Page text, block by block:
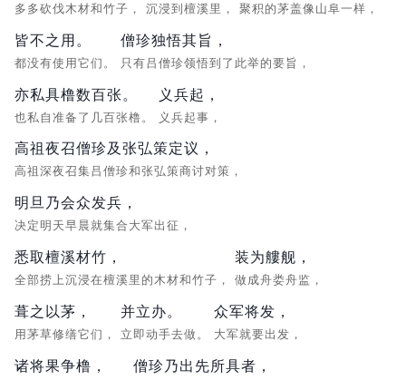
多多砍伐木材和竹子， 沉浸到檀溪里， 聚积的茅盖像山阜一样，
皆不之用。
都没有使用它们。
僧珍独悟其旨，
只有吕僧珍领悟到了此举的要旨，
亦私具橹数百张。
也私自准备了几百张橹。
义兵起，
义兵起事，
高祖夜召僧珍及张弘策定议，
高祖深夜召集吕僧珍和张弘策商讨对策，
明旦乃会众发兵，
决定明天早晨就集合大军出征，
悉取檀溪材竹，
全部捞上沉浸在檀溪里的木材和竹子，
装为艛舰，
做成舟娄舟监，
葺之以茅，
用茅草修缮它们，
并立办。
立即动手去做。
众军将发，
大军就要出发，
诸将果争橹， 僧珍乃出先所具者，